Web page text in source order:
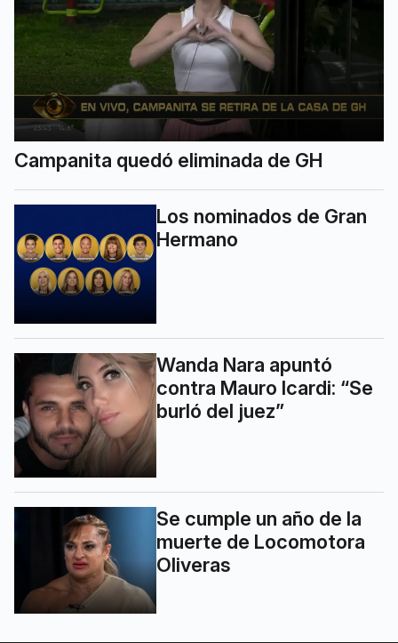
Campanita quedó eliminada de GH
Los nominados de Gran
Hermano
Wanda Nara apuntó
contra Mauro Icardi: “Se
burló del juez”
Se cumple un año de la
muerte de Locomotora
Oliveras